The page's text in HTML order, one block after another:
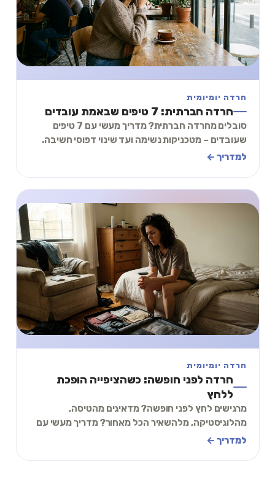
חרדה יומיומית
חרדה חברתית: 7 טיפים שבאמת עובדים
סובלים מחרדה חברתית? מדריך מעשי עם 7 טיפים
שעובדים – מטכניקות נשימה ועד שינוי דפוסי חשיבה.
כלים שאפשר ליישם היום.
למדריך ←
חרדה יומיומית
חרדה לפני חופשה: כשהציפייה הופכת
ללחץ
מרגישים לחץ לפני חופשה? מדאיגים מהטיסה,
מהלוגיסטיקה, מלהשאיר הכל מאחור? מדריך מעשי עם
תרגיל של 2 דקות להתמודדות עם חרדה לפני נסיעה.
למדריך ←